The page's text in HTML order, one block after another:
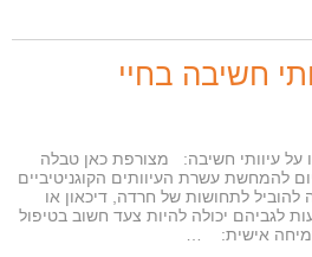
חשיבה בחיי
על עיוותי חשיבה: מצורפת כאן טבלה
להמחשת עשרת העיוותים הקוגניטיביים
להוביל לתחושות של חרדה, דיכאון או
לגביהם יכולה להיות צעד חשוב בטיפול
אישית: …